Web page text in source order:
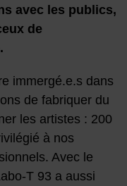
avec les publics,
de
immergé.e.s dans
de fabriquer du
les artistes : 200
à nos
Avec le
T 93 a aussi